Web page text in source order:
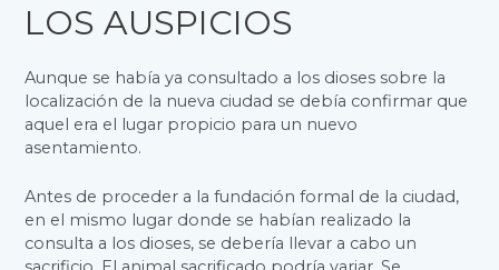
LOS AUSPICIOS
Aunque se había ya consultado a los dioses sobre la
localización de la nueva ciudad se debía confirmar que
aquel era el lugar propicio para un nuevo
asentamiento.
Antes de proceder a la fundación formal de la ciudad,
en el mismo lugar donde se habían realizado la
consulta a los dioses, se debería llevar a cabo un